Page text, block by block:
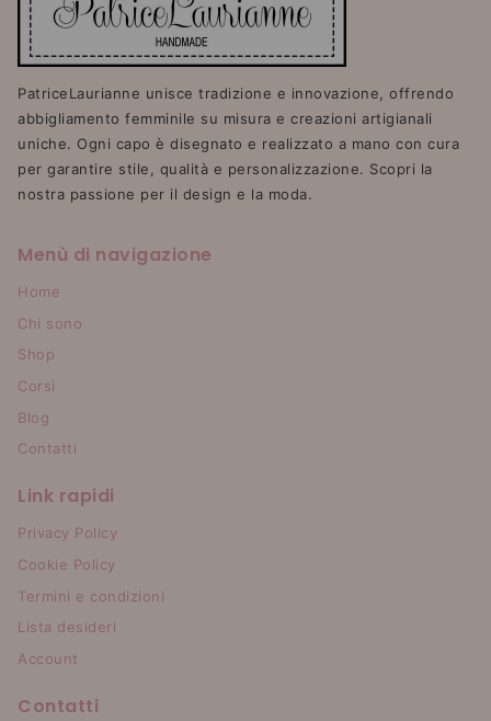
PatriceLaurianne unisce tradizione e innovazione, offrendo
abbigliamento femminile su misura e creazioni artigianali
uniche. Ogni capo è disegnato e realizzato a mano con cura
per garantire stile, qualità e personalizzazione. Scopri la
nostra passione per il design e la moda.
Menù di navigazione
Home
Chi sono
Shop
Corsi
Blog
Contatti
Link rapidi
Privacy Policy
Cookie Policy
Termini e condizioni
Lista desideri
Account
Contatti